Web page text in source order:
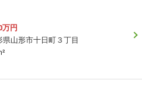
万円
県山形市十日町３丁目